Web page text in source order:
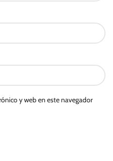
y web en este navegador